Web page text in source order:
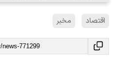
اقتصاد مخبر